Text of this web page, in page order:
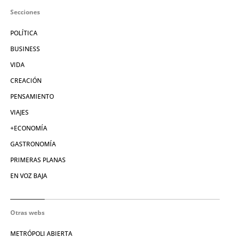
Secciones
POLÍTICA
BUSINESS
VIDA
CREACIÓN
PENSAMIENTO
VIAJES
+ECONOMÍA
GASTRONOMÍA
PRIMERAS PLANAS
EN VOZ BAJA
Otras webs
METRÓPOLI ABIERTA